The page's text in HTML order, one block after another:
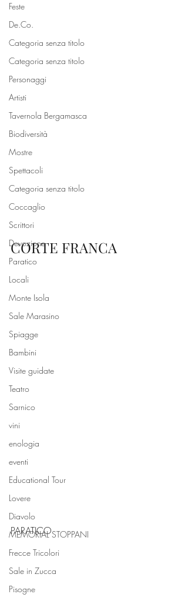
Feste
De.Co.
Categoria senza titolo
Categoria senza titolo
Personaggi
Artisti
Tavernola Bergamasca
Biodiversità
Mostre
Spettacoli
Categoria senza titolo
Coccaglio
Scrittori
Devozione
Paratico
Locali
Monte Isola
Sale Marasino
Spiagge
Bambini
Visite guidate
Teatro
Sarnico
vini
enologia
eventi
Educational Tour
Lovere
Diavolo
MEMORIAL STOPPANI
Frecce Tricolori
Sale in Zucca
Pisogne
CORTE FRANCA
PARATICO